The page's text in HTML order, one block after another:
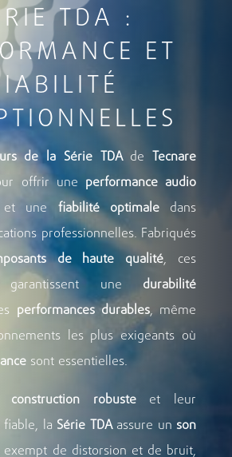
TDA :
ET
de la Série TDAdeTecnare
offrir une performance audio
une fiabilité optimaledans
professionnelles. Fabriqués
de haute qualité, ces
garantissent une durabilité
performances durables, même
les plus exigeants où
sont essentielles.
construction robusteet leur
la Série TDAassure un son
exempt de distorsion et de bruit,